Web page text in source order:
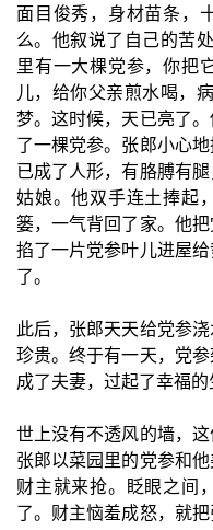
面目俊秀，身材苗条，
么。他叙说了自己的苦
里有一大棵党参，你把
儿，给你父亲煎水喝，
梦。这时候，天已亮了
了一棵党参。张郎小心
已成了人形，有胳膊有
姑娘。他双手连土捧起
篓，一气背回了家。他
掐了一片党参叶儿进屋
了。
此后，张郎天天给党参
珍贵。终于有一天，党
成了夫妻，过起了幸福的
世上没有不透风的墙，
张郎以菜园里的党参和
财主就来抢。眨眼之间
了。财主恼羞成怒，就